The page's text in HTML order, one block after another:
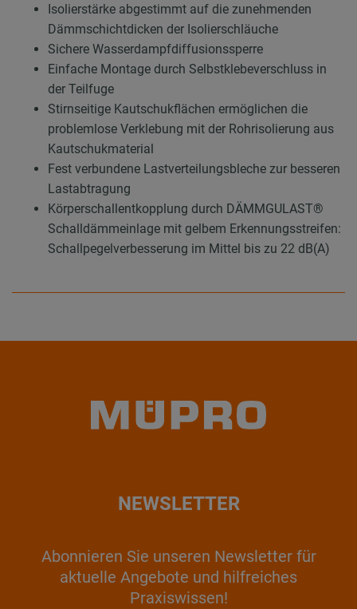
Isolierstärke abgestimmt auf die zunehmenden
Dämmschichtdicken der Isolierschläuche
Sichere Wasserdampfdiffusionssperre
Einfache Montage durch Selbstklebeverschluss in
der Teilfuge
Stirnseitige Kautschukflächen ermöglichen die
problemlose Verklebung mit der Rohrisolierung aus
Kautschukmaterial
Fest verbundene Lastverteilungsbleche zur besseren
Lastabtragung
Körperschallentkopplung durch DÄMMGULAST®
Schalldämmeinlage mit gelbem Erkennungsstreifen:
Schallpegelverbesserung im Mittel bis zu 22 dB(A)
NEWSLETTER
Abonnieren Sie unseren Newsletter für
aktuelle Angebote und hilfreiches
Praxiswissen!